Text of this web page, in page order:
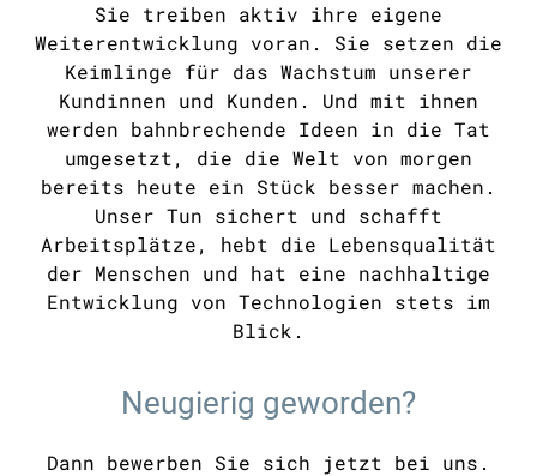
Sie treiben aktiv ihre eigene
Weiterentwicklung voran. Sie setzen die
Keimlinge für das Wachstum unserer
Kundinnen und Kunden. Und mit ihnen
werden bahnbrechende Ideen in die Tat
umgesetzt, die die Welt von morgen
bereits heute ein Stück besser machen.
Unser Tun sichert und schafft
Arbeitsplätze, hebt die Lebensqualität
der Menschen und hat eine nachhaltige
Entwicklung von Technologien stets im
Blick.
Neugierig geworden?
Dann bewerben Sie sich jetzt bei uns.